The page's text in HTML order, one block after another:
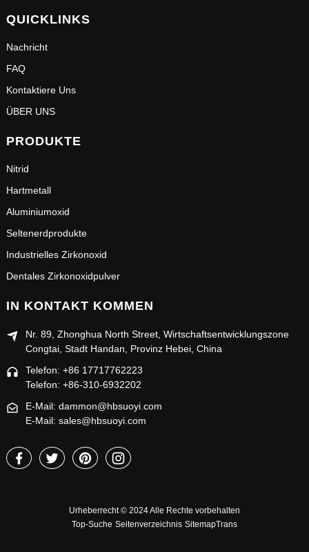
QUICKLINKS
Nachricht
FAQ
Kontaktiere Uns
ÜBER UNS
PRODUKTE
Nitrid
Hartmetall
Aluminiumoxid
Seltenerdprodukte
Industrielles Zirkonoxid
Dentales Zirkonoxidpulver
IN KONTAKT KOMMEN
Nr. 89, Zhonghua North Street, Wirtschaftsentwicklungszone
Congtai, Stadt Handan, Provinz Hebei, China
Telefon: +86 17717762223
Telefon: +86-310-6932202
E-Mail: dammon@hbsuoyi.com
E-Mail: sales@hbsuoyi.com
Urheberrecht © 2024 Alle Rechte vorbehalten
Top-Suche Seitenverzeichnis SitemapTrans